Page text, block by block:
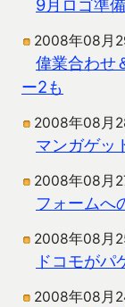
9月ロゴ準
2008年08月
偉業合わせ
ー2も
2008年08月
マンガゲッ
2008年08月
フォームへ
2008年08月
ドコモがパ
2008年08月